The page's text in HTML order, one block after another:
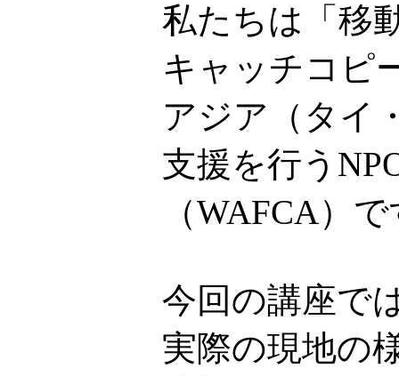
私たちは「移
キャッチコピ
アジア（タイ
支援を行う
（WAFCA）
今回の講座で
実際の現地の